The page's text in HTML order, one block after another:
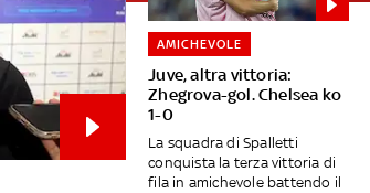
Juve, altra vittoria:
Zhegrova-gol. Chelsea ko
1-0
AMICHEVOLE
La squadra di Spalletti
conquista la terza vittoria di
fila in amichevole battendo il